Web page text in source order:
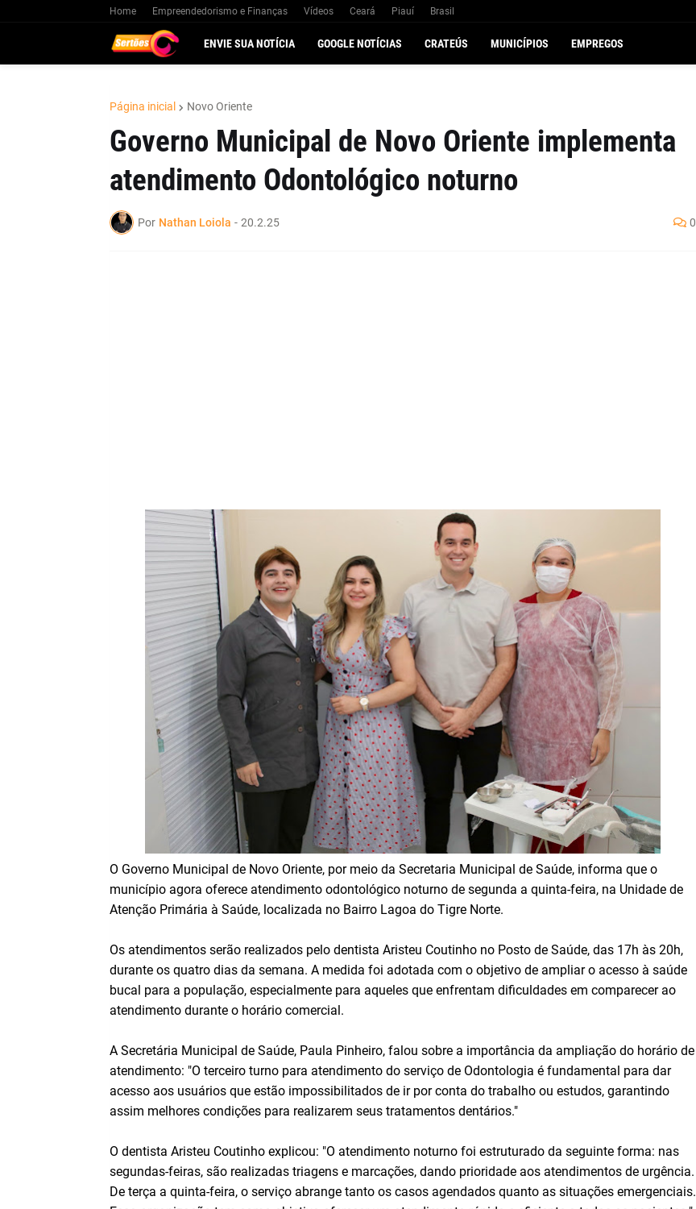
Home Empreendedorismo e Finanças Vídeos Ceará Piauí Brasil
ENVIE SUA NOTÍCIA GOOGLE NOTÍCIAS CRATEÚS MUNICÍPIOS EMPREGOS
Página inicial Novo Oriente
Governo Municipal de Novo Oriente implementa
atendimento Odontológico noturno
Por Nathan Loiola - 20.2.25 0
O Governo Municipal de Novo Oriente, por meio da Secretaria Municipal de Saúde, informa que o
município agora oferece atendimento odontológico noturno de segunda a quinta-feira, na Unidade de
Atenção Primária à Saúde, localizada no Bairro Lagoa do Tigre Norte.
Os atendimentos serão realizados pelo dentista Aristeu Coutinho no Posto de Saúde, das 17h às 20h,
durante os quatro dias da semana. A medida foi adotada com o objetivo de ampliar o acesso à saúde
bucal para a população, especialmente para aqueles que enfrentam dificuldades em comparecer ao
atendimento durante o horário comercial.
A Secretária Municipal de Saúde, Paula Pinheiro, falou sobre a importância da ampliação do horário de
atendimento: "O terceiro turno para atendimento do serviço de Odontologia é fundamental para dar
acesso aos usuários que estão impossibilitados de ir por conta do trabalho ou estudos, garantindo
assim melhores condições para realizarem seus tratamentos dentários."
O dentista Aristeu Coutinho explicou: "O atendimento noturno foi estruturado da seguinte forma: nas
segundas-feiras, são realizadas triagens e marcações, dando prioridade aos atendimentos de urgência.
De terça a quinta-feira, o serviço abrange tanto os casos agendados quanto as situações emergenciais.